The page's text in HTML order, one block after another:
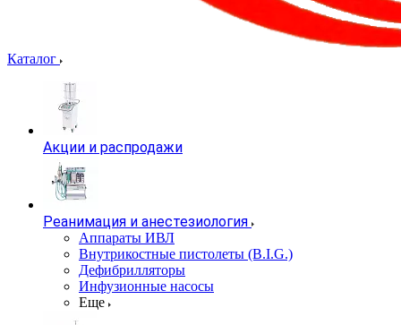
Каталог
Акции и распродажи
Реанимация и анестезиология
Аппараты ИВЛ
Внутрикостные пистолеты (B.I.G.)
Дефибрилляторы
Инфузионные насосы
Еще